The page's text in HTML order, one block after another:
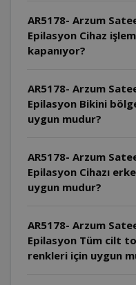
AR5178- Arzum
Epilasyon Cihaz
kapanıyor?
AR5178- Arzum
Epilasyon Bikini
uygun mudur?
AR5178- Arzum
Epilasyon Cihazı erkeklerin kullanımına
uygun mudur?
AR5178- Arzum
Epilasyon Tüm cilt
renkleri için uygun